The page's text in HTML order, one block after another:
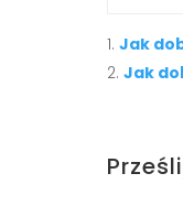
Jak
Jak